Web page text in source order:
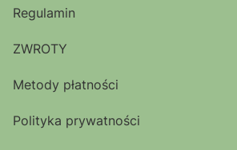
Regulamin
ZWROTY
Metody płatności
Polityka prywatności